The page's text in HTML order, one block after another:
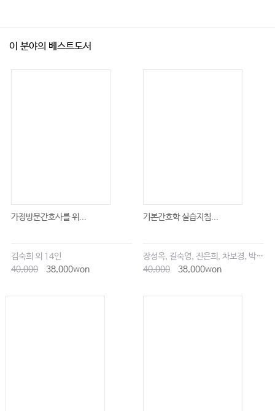
이 분야의 베스트도서
가정방문간호사를 위...
김숙희 외 14인
40,000
38,000won
기본간호학 실습지침...
장성옥, 길숙영, 진은희, 차보경, 박창승, 김영희, 임세현, 김은재, 이해랑
40,000
38,000won